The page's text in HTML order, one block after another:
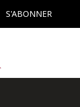
S'ABONNER